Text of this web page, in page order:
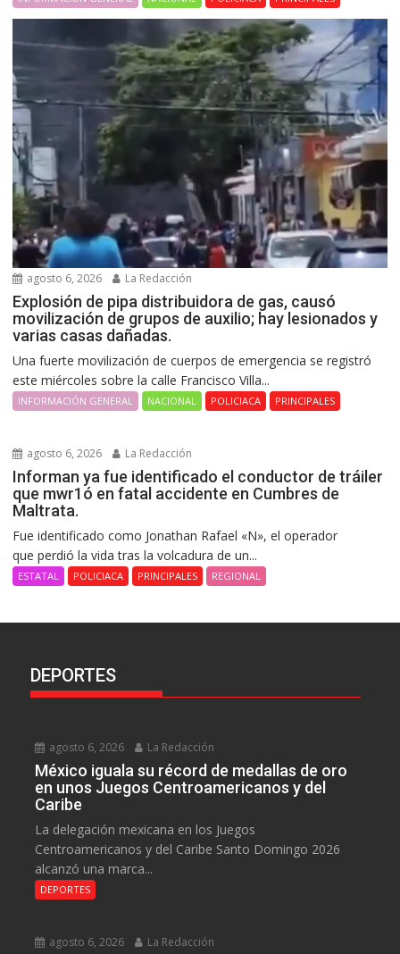
agosto 6, 2026 La Redacción
Explosión de pipa distribuidora de gas, causó
movilización de grupos de auxilio; hay lesionados y
varias casas dañadas.
Una fuerte movilización de cuerpos de emergencia se registró
este miércoles sobre la calle Francisco Villa...
INFORMACIÓN GENERAL NACIONAL POLICIACA PRINCIPALES
agosto 6, 2026 La Redacción
Informan ya fue identificado el conductor de tráiler
que mwr1ó en fatal accidente en Cumbres de
Maltrata.
Fue identificado como Jonathan Rafael «N», el operador
que perdió la vida tras la volcadura de un...
ESTATAL POLICIACA PRINCIPALES REGIONAL
DEPORTES
agosto 6, 2026 La Redacción
México iguala su récord de medallas de oro
en unos Juegos Centroamericanos y del
Caribe
La delegación mexicana en los Juegos
Centroamericanos y del Caribe Santo Domingo 2026
alcanzó una marca...
DEPORTES
agosto 6, 2026 La Redacción